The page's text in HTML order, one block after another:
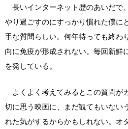
長いインターネット歴のあいだで
やり過ごすのにすっかり慣れた僕に
手な質問らしい。何年待っても終わ
向に免疫が形成されない。毎回新鮮
を発している。
よくよく考えてみるとこの質問が
切に思う映画に、まだ観てもいない
れた気がするからかもしれない。オ